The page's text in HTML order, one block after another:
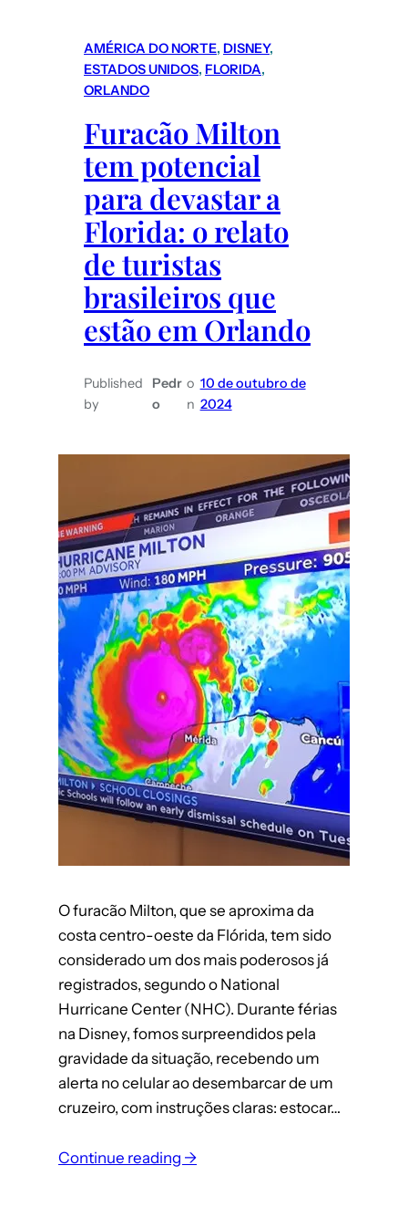
AMÉRICA DO NORTE, DISNEY
ESTADOS UNIDOS, FLORIDA
ORLANDO
Furacão Milton
tem potencial
para devastar a
Florida: o relato
de turistas
brasileiros que
estão em Orlando
Published
by
Pedr
o
o
n
10 de outubro de
2024
O furacão Milton, que se aproxima da
costa centro-oeste da Flórida, tem sido
considerado um dos mais poderosos já
registrados, segundo o National
Hurricane Center (NHC). Durante férias
na Disney, fomos surpreendidos pela
gravidade da situação, recebendo um
alerta no celular ao desembarcar de um
cruzeiro, com instruções claras: estocar…
Continue reading →